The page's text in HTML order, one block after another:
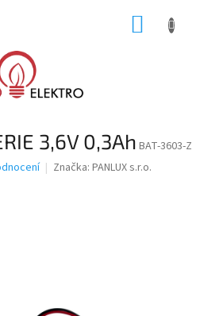
3,6V 0,3Ah BAT-3603-Z
Značka: PANLUX s.r.o.